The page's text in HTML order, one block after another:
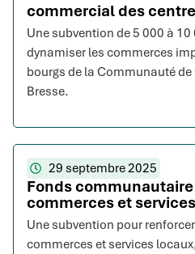
commercial des
Une subvention de 5 000 à
dynamiser les commerces
bourgs de la Communauté
Bresse.
29 septembre 2025
Fonds
commerces et
Une subvention pour
commerces et services